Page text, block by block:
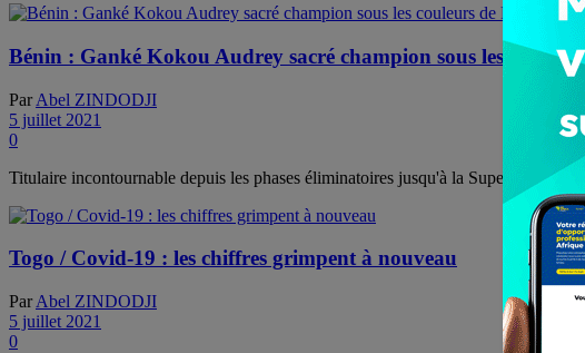
Bénin : Ganké Kokou Audrey sacré champion sous les
Par Abel ZINDODJI
5 juillet 2021
0
Titulaire incontournable depuis les phases éliminatoires jusqu'à la Super Ligue
Togo / Covid-19 : les chiffres grimpent à nouveau
Par Abel ZINDODJI
5 juillet 2021
0